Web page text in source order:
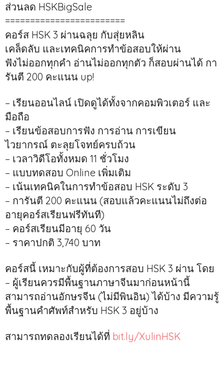
ส่วนลด HSKBigSale
========================
คอร์ส HSK 3 ผ่านฉลุย กับสุ่ยหลิน
เคล็ดลับ และเทคนิคการทำข้อสอบให้ผ่าน
ฟังไม่ออกทุกคำ อ่านไม่ออกทุกตัว ก็สอบผ่านได้ กา
รันตี 200 คะแนน up!
– เรียนออนไลน์ เปิดดูได้ทั้งจากคอมพิวเตอร์ และ
มือถือ
– เรียนข้อสอบการฟัง การอ่าน การเขียน
ไวยากรณ์ ตะลุยโจทย์ครบถ้วน
– เวลาวิดีโอทั้งหมด 11 ชั่วโมง
– แบบทดสอบ Online เพิ่มเติม
– เน้นเทคนิคในการทำข้อสอบ HSK ระดับ 3
– การันตี 200 คะแนน (สอบแล้วคะแนนไม่ถึงต่อ
อายุคอร์สเรียนฟรีทันที)
– คอร์สเรียนมีอายุ 60 วัน
– ราคาปกติ 3,740 บาท
คอร์สนี้ เหมาะกับผู้ที่ต้องการสอบ HSK 3 ผ่าน โดย
– ผู้เรียนควรมีพื้นฐานภาษาจีนมาก่อนหน้านี้
สามารถอ่านอักษรจีน (ไม่มีพินอิน) ได้บ้าง มีความรู้
พื้นฐานคำศัพท์สำหรับ HSK 3 อยู่บ้าง
สามารถทดลองเรียนได้ที่ bit.ly/XulinHSK